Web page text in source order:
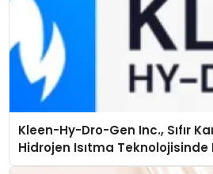
Kleen-Hy-Dro-Gen Inc., Sıfır
Hidrojen Isıtma Teknolojisinde
Düzenleyici Onaylarını Aldı